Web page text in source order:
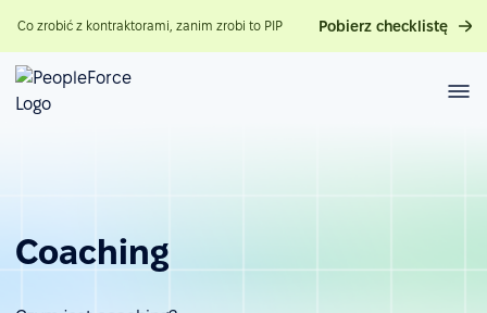
Co zrobić z kontraktorami, zanim zrobi to PIP Pobierz checklistę
Coaching